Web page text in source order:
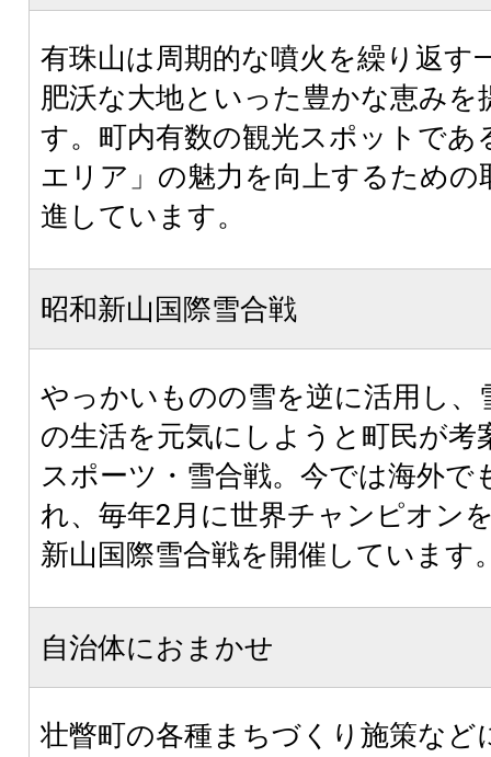
有珠山は周期的な噴火を繰り返す
肥沃な大地といった豊かな恵みを
す。町内有数の観光スポットであ
エリア」の魅力を向上するための
進しています。
昭和新山国際雪合戦
やっかいものの雪を逆に活用し、
の生活を元気にしようと町民が考
スポーツ・雪合戦。今では海外で
れ、毎年2月に世界チャンピオン
新山国際雪合戦を開催しています
自治体におまかせ
壮瞥町の各種まちづくり施策など